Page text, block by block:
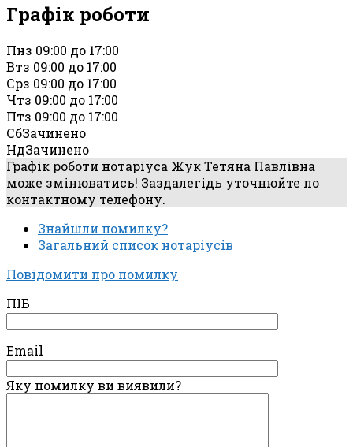
Графік роботи
Пнз 09:00 до 17:00
Втз 09:00 до 17:00
Срз 09:00 до 17:00
Чтз 09:00 до 17:00
Птз 09:00 до 17:00
СбЗачинено
НдЗачинено
Графік роботи нотаріуса Жук Тетяна Павлівна
може змінюватись! Заздалегідь уточнюйте по
контактному телефону.
Знайшли помилку?
Загальний список нотаріусів
Повідомити про помилку
ПІБ
Email
Яку помилку ви виявили?